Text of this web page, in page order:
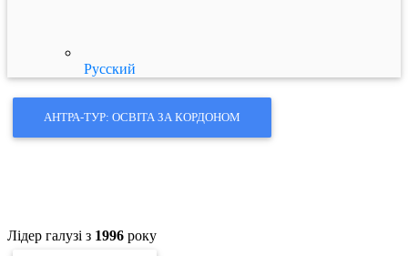
Русский
АНТРА-ТУР: ОСВІТА ЗА КОРДОНОМ
Лідер галузі з 1996 року